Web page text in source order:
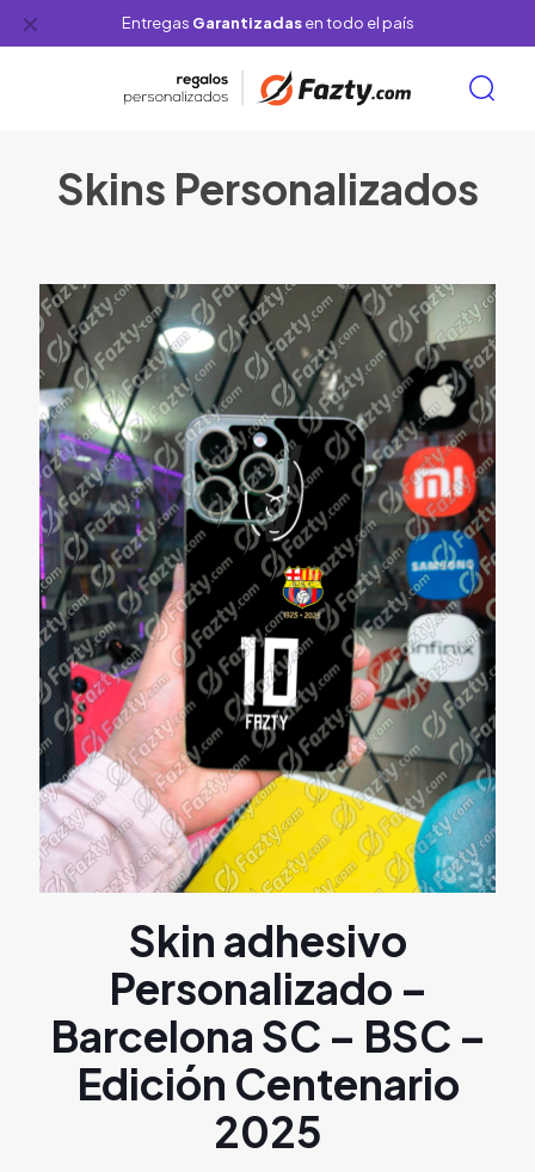
Entregas Garantizadasen todo el país
✕
Skins Personalizados
Skin adhesivo
Personalizado –
Barcelona SC – BSC –
Edición Centenario
2025